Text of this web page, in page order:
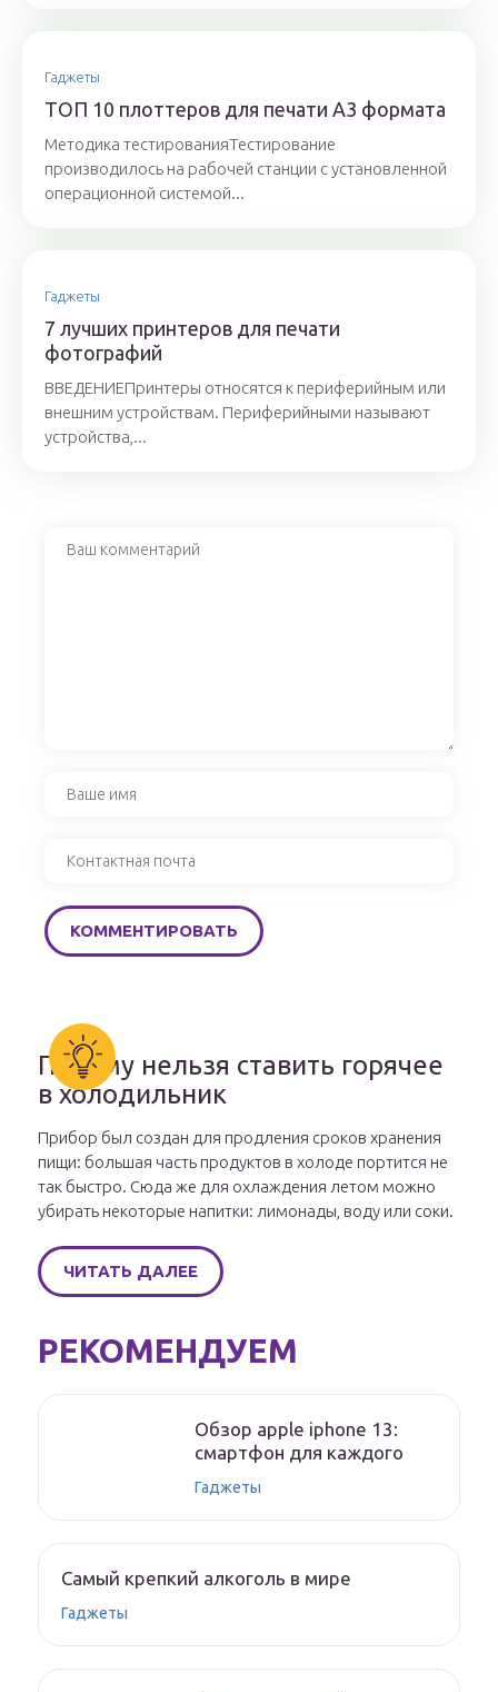
Гаджеты
ТОП 10 плоттеров для печати А3 формата
Методика тестированияТестирование
производилось на рабочей станции с установленной
операционной системой...
Гаджеты
7 лучших принтеров для печати
фотографий
ВВЕДЕНИЕПринтеры относятся к периферийным или
внешним устройствам. Периферийными называют
устройства,...
Почему нельзя ставить горячее
в холодильник
Прибор был создан для продления сроков хранения
пищи: большая часть продуктов в холоде портится не
так быстро. Сюда же для охлаждения летом можно
убирать некоторые напитки: лимонады, воду или соки.
ЧИТАТЬ ДАЛЕЕ
РЕКОМЕНДУЕМ
Обзор apple iphone 13:
смартфон для каждого
Гаджеты
Самый крепкий алкоголь в мире
Гаджеты